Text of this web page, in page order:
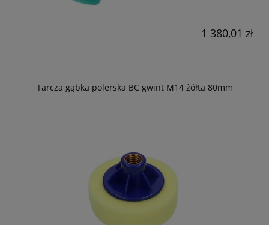
1 380,01 zł
Tarcza gąbka polerska BC gwint M14 żółta 80mm